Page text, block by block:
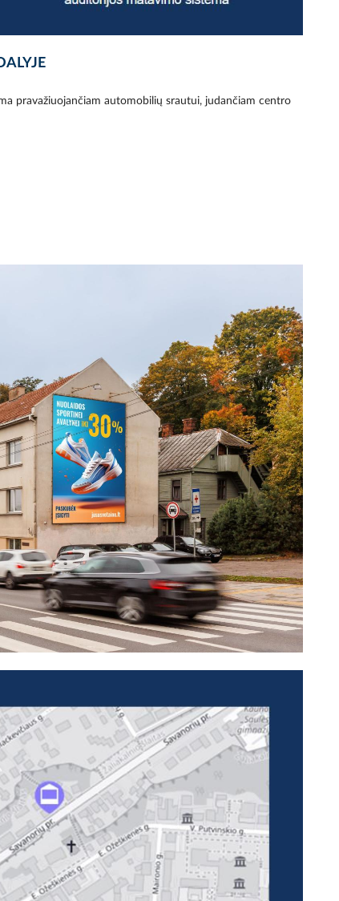
pravažiuojančiam automobilių srautui, judančiam centro